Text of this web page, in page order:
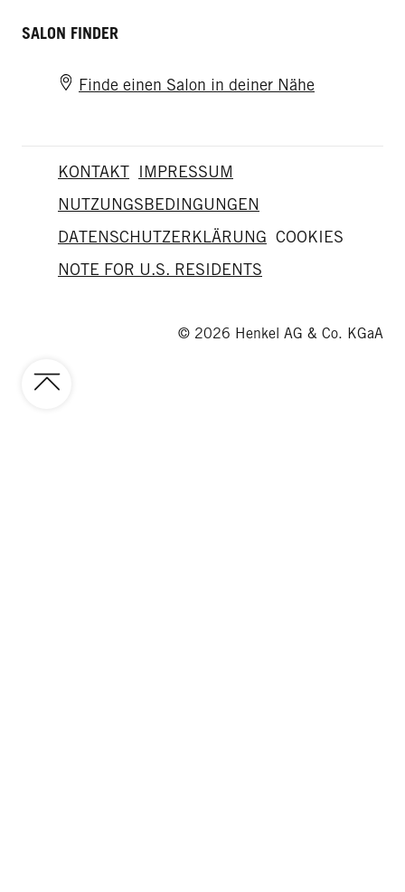
SALON FINDER
Finde einen Salon in deiner Nähe
KONTAKT IMPRESSUM
NUTZUNGSBEDINGUNGEN
DATENSCHUTZERKLÄRUNG COOKIES
NOTE FOR U.S. RESIDENTS
© 2026 Henkel AG & Co. KGaA